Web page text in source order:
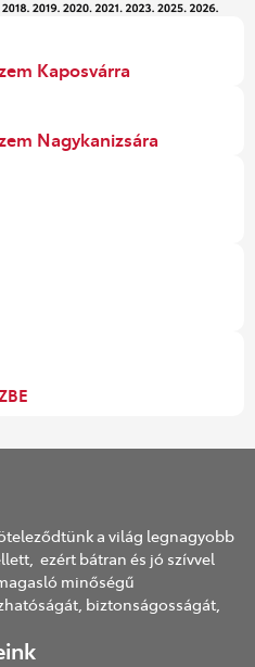
Kaposvárra
Nagykanizsára
a világ legnagyobb
ezért bátran és jó szívvel
minőségű
biztonságosságát,